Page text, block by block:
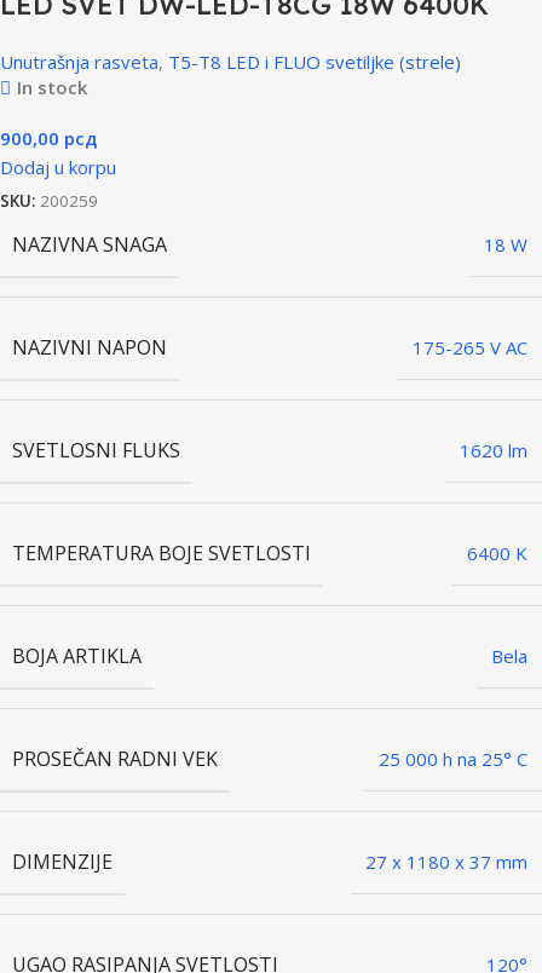
Unutrašnja rasveta, T5-T8 LED i FLUO svetiljke (strele)
In stock
900,00 рсд
Dodaj u korpu
SKU: 200259
NAZIVNA SNAGA 18 W
NAZIVNI NAPON 175-265 V AC
SVETLOSNI FLUKS 1620 lm
TEMPERATURA BOJE SVETLOSTI 6400 K
BOJA ARTIKLA Bela
PROSEČAN RADNI VEK 25 000 h na 25° C
DIMENZIJE 27 x 1180 x 37 mm
UGAO RASIPANJA SVETLOSTI 120°